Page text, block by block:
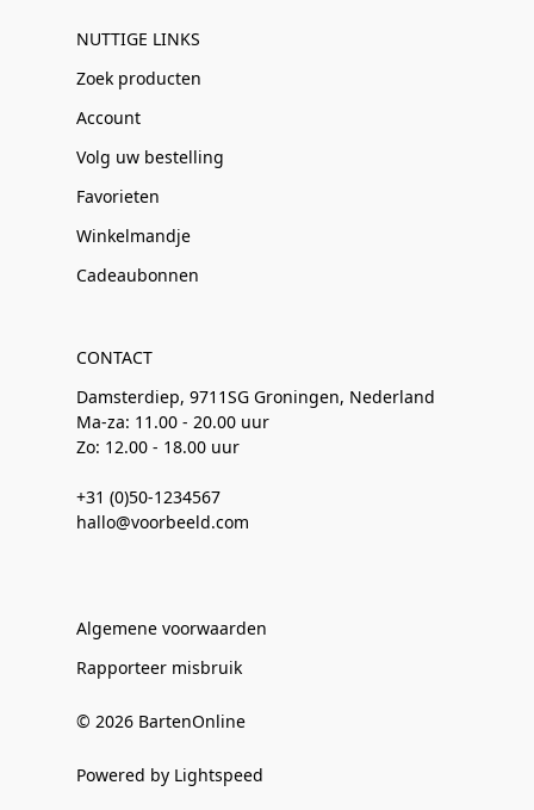
NUTTIGE LINKS
Zoek producten
Account
Volg uw bestelling
Favorieten
Winkelmandje
Cadeaubonnen
CONTACT
Damsterdiep, 9711SG Groningen, Nederland
Ma-za: 11.00 - 20.00 uur
Zo: 12.00 - 18.00 uur
+31 (0)50-1234567
hallo@voorbeeld.com
Algemene voorwaarden
Rapporteer misbruik
© 2026 BartenOnline
Powered by Lightspeed